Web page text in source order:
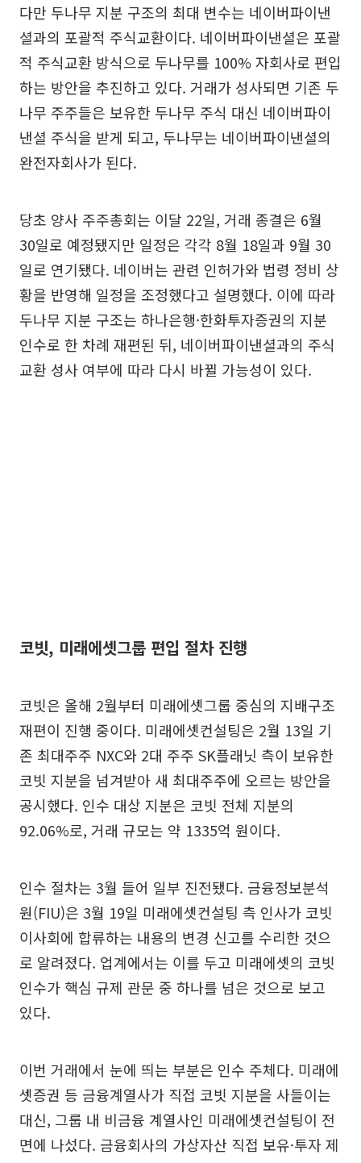
다만 두나무 지분 구조의 최대 변수는 네이버파이낸
셜과의 포괄적 주식교환이다. 네이버파이낸셜은 포괄
적 주식교환 방식으로 두나무를 100% 자회사로 편입
하는 방안을 추진하고 있다. 거래가 성사되면 기존 두
나무 주주들은 보유한 두나무 주식 대신 네이버파이
낸셜 주식을 받게 되고, 두나무는 네이버파이낸셜의
완전자회사가 된다.
당초 양사 주주총회는 이달 22일, 거래 종결은 6월
30일로 예정됐지만 일정은 각각 8월 18일과 9월 30
일로 연기됐다. 네이버는 관련 인허가와 법령 정비 상
황을 반영해 일정을 조정했다고 설명했다. 이에 따라
두나무 지분 구조는 하나은행·한화투자증권의 지분
인수로 한 차례 재편된 뒤, 네이버파이낸셜과의 주식
교환 성사 여부에 따라 다시 바뀔 가능성이 있다.
코빗, 미래에셋그룹 편입 절차 진행
코빗은 올해 2월부터 미래에셋그룹 중심의 지배구조
재편이 진행 중이다. 미래에셋컨설팅은 2월 13일 기
존 최대주주 NXC와 2대 주주 SK플래닛 측이 보유한
코빗 지분을 넘겨받아 새 최대주주에 오르는 방안을
공시했다. 인수 대상 지분은 코빗 전체 지분의
92.06%로, 거래 규모는 약 1335억 원이다.
인수 절차는 3월 들어 일부 진전됐다. 금융정보분석
원(FIU)은 3월 19일 미래에셋컨설팅 측 인사가 코빗
이사회에 합류하는 내용의 변경 신고를 수리한 것으
로 알려졌다. 업계에서는 이를 두고 미래에셋의 코빗
인수가 핵심 규제 관문 중 하나를 넘은 것으로 보고
있다.
이번 거래에서 눈에 띄는 부분은 인수 주체다. 미래에
셋증권 등 금융계열사가 직접 코빗 지분을 사들이는
대신, 그룹 내 비금융 계열사인 미래에셋컨설팅이 전
면에 나섰다. 금융회사의 가상자산 직접 보유·투자 제